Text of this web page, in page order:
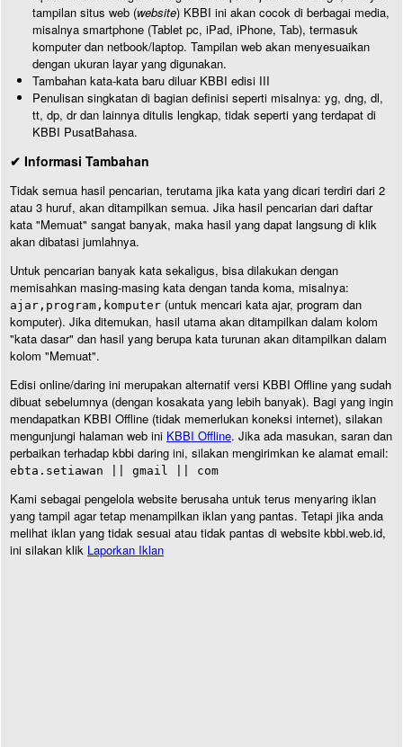
tampilan situs web (website) KBBI ini akan cocok di berbagai media,
misalnya smartphone (Tablet pc, iPad, iPhone, Tab), termasuk
komputer dan netbook/laptop. Tampilan web akan menyesuaikan
dengan ukuran layar yang digunakan.
Tambahan kata-kata baru diluar KBBI edisi III
Penulisan singkatan di bagian definisi seperti misalnya: yg, dng, dl,
tt, dp, dr dan lainnya ditulis lengkap, tidak seperti yang terdapat di
KBBI PusatBahasa.
✔ Informasi Tambahan
Tidak semua hasil pencarian, terutama jika kata yang dicari terdiri dari 2
atau 3 huruf, akan ditampilkan semua. Jika hasil pencarian dari daftar
kata "Memuat" sangat banyak, maka hasil yang dapat langsung di klik
akan dibatasi jumlahnya.
Untuk pencarian banyak kata sekaligus, bisa dilakukan dengan
memisahkan masing-masing kata dengan tanda koma, misalnya:
ajar,program,komputer (untuk mencari kata ajar, program dan
komputer). Jika ditemukan, hasil utama akan ditampilkan dalam kolom
"kata dasar" dan hasil yang berupa kata turunan akan ditampilkan dalam
kolom "Memuat".
Edisi online/daring ini merupakan alternatif versi KBBI Offline yang sudah
dibuat sebelumnya (dengan kosakata yang lebih banyak). Bagi yang ingin
mendapatkan KBBI Offline (tidak memerlukan koneksi internet), silakan
mengunjungi halaman web ini KBBI Offline. Jika ada masukan, saran dan
perbaikan terhadap kbbi daring ini, silakan mengirimkan ke alamat email:
ebta.setiawan || gmail || com
Kami sebagai pengelola website berusaha untuk terus menyaring iklan
yang tampil agar tetap menampilkan iklan yang pantas. Tetapi jika anda
melihat iklan yang tidak sesuai atau tidak pantas di website kbbi.web.id,
ini silakan klik Laporkan Iklan